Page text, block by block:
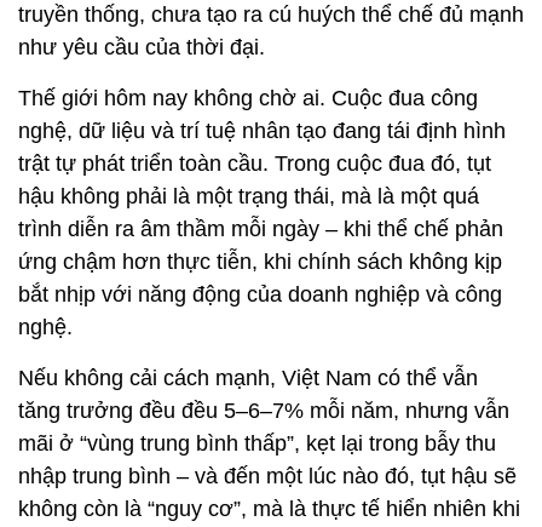
truyền thống, chưa tạo ra cú huých thể chế đủ mạnh
như yêu cầu của thời đại.
Thế giới hôm nay không chờ ai. Cuộc đua công
nghệ, dữ liệu và trí tuệ nhân tạo đang tái định hình
trật tự phát triển toàn cầu. Trong cuộc đua đó, tụt
hậu không phải là một trạng thái, mà là một quá
trình diễn ra âm thầm mỗi ngày – khi thể chế phản
ứng chậm hơn thực tiễn, khi chính sách không kịp
bắt nhịp với năng động của doanh nghiệp và công
nghệ.
Nếu không cải cách mạnh, Việt Nam có thể vẫn
tăng trưởng đều đều 5–6–7% mỗi năm, nhưng vẫn
mãi ở “vùng trung bình thấp”, kẹt lại trong bẫy thu
nhập trung bình – và đến một lúc nào đó, tụt hậu sẽ
không còn là “nguy cơ”, mà là thực tế hiển nhiên khi